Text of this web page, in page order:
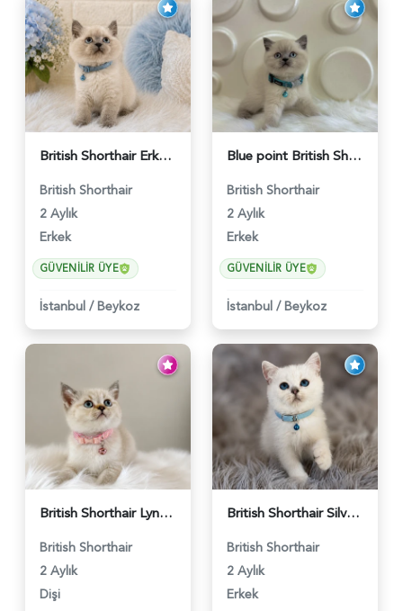
British Shorthair Erkek Bluepoint 2 Aylık - 4448
British Shorthair
2 Aylık
Erkek
GÜVENILIR ÜYE
İstanbul / Beykoz
Blue point British Shorthair Kedim 2 Aylık - 4132
British Shorthair
2 Aylık
Erkek
GÜVENILIR ÜYE
İstanbul / Beykoz
British Shorthair Lynx Point Dişi Yavrumuz Yuva Arıyor - 5148
British Shorthair
2 Aylık
Dişi
British Shorthair Silver Point Erkek 2 Aylık - 6122
British Shorthair
2 Aylık
Erkek